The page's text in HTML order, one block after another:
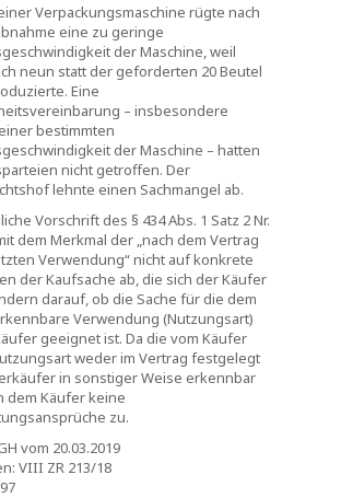
Verpackungsmaschine rügte nach
eine zu geringe
der Maschine, weil
neun statt der geforderten 20 Beutel
Eine
– insbesondere
bestimmten
der Maschine – hatten
nicht getroffen. Der
lehnte einen Sachmangel ab.
Vorschrift des § 434 Abs. 1 Satz 2 Nr.
dem Merkmal der „nach dem Vertrag
Verwendung“ nicht auf konkrete
der Kaufsache ab, die sich der Käufer
darauf, ob die Sache für die dem
Verwendung (Nutzungsart)
geeignet ist. Da die vom Käufer
weder im Vertrag festgelegt
in sonstiger Weise erkennbar
dem Käufer keine
zu.
vom 20.03.2019
VIII ZR 213/18